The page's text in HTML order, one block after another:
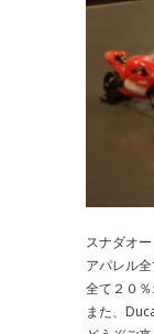
スナダオ
アパレル
全て２０％
また、